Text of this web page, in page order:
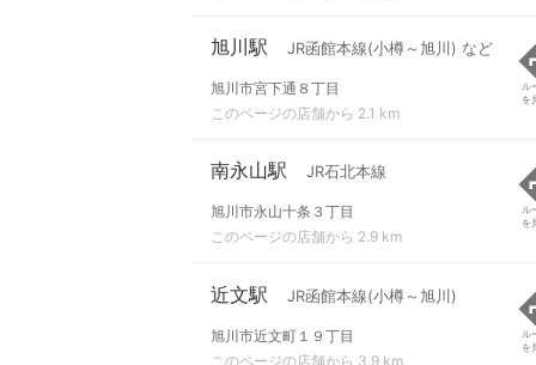
旭川駅 JR函館本線(小樽～旭川) など
旭川市宮下通８丁目
このページの店舗から 2.1 km
ル
を
南永山駅 JR石北本線
旭川市永山十条３丁目
このページの店舗から 2.9 km
ル
を
近文駅 JR函館本線(小樽～旭川)
旭川市近文町１９丁目
このページの店舗から 3.9 km
ル
を